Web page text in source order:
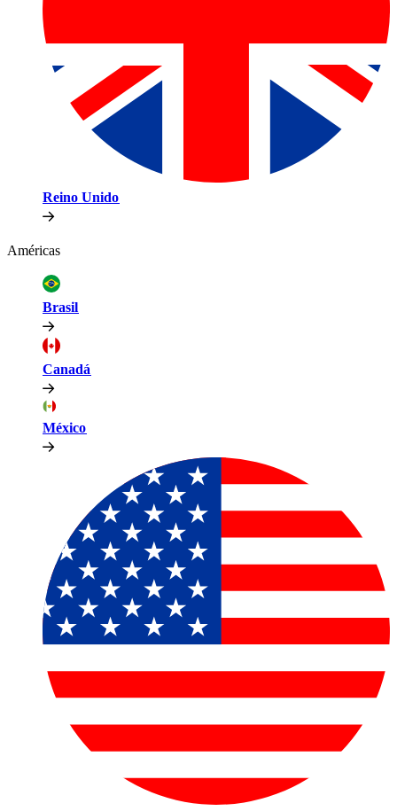
Reino Unido​​
Américas​​
Brasil​​
Canadá​​
México​​